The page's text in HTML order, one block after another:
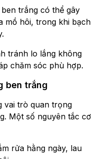
trắng có thể gây
mồ hôi, trong khi bạch
tránh lo lắng không
chăm sóc phù hợp.
ben trắng
vai trò quan trọng
Một số nguyên tắc cơ
rửa hằng ngày, lau